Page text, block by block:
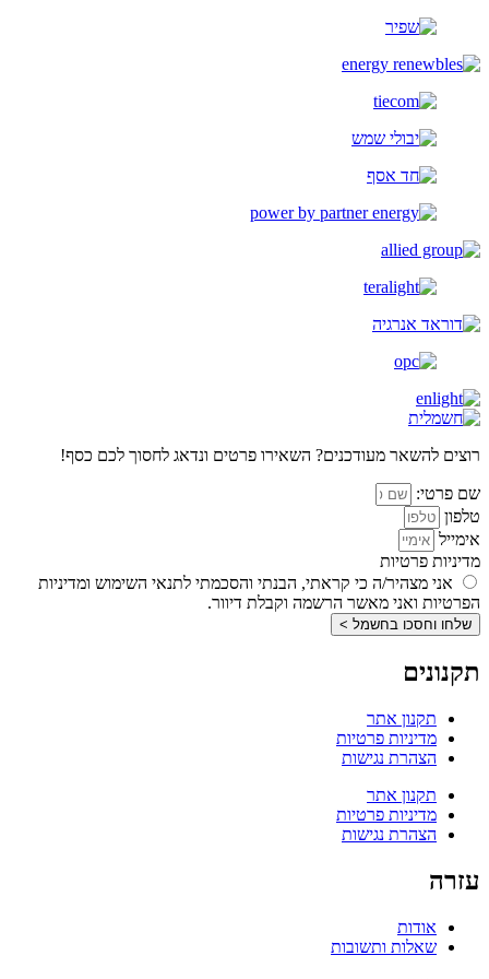
רוצים להשאר מעודכנים? השאירו פרטים ונדאג לחסוך לכם כסף!
שם פרטי:
טלפון
אימייל
מדיניות פרטיות
אני מצהיר/ה כי קראתי, הבנתי והסכמתי לתנאי השימוש ומדיניות
הפרטיות ואני מאשר הרשמה וקבלת דיוור.
שלחו וחסכו בחשמל >
תקנונים
תקנון אתר
מדיניות פרטיות
הצהרת נגישות
תקנון אתר
מדיניות פרטיות
הצהרת נגישות
עזרה
אודות
שאלות ותשובות